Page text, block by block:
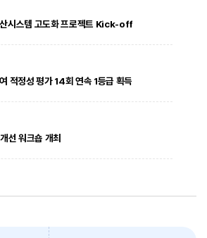
흉부외과 김병호 의무원장 인터뷰 | 진료·
시스템 고도화 프로젝트 Kick-off
적정성 평가 14회 연속 1등급 획득
선 워크숍 개최
관에서 '우리 아이 발달 체크리스트' 건강강좌